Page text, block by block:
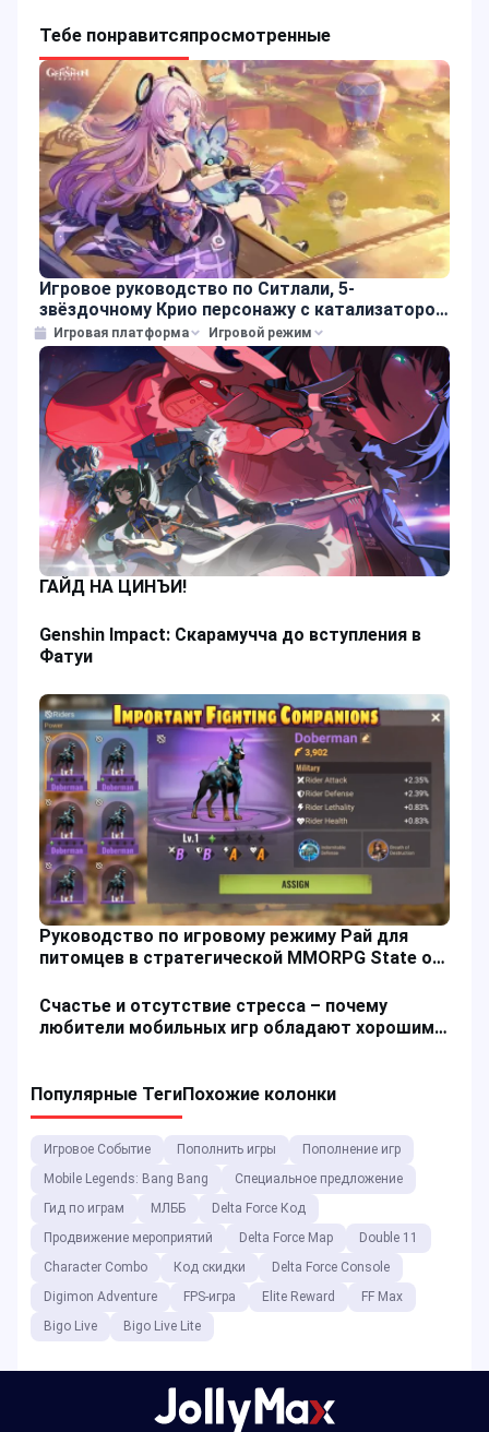
Тебе понравитсяпросмотренные
Игровое руководство по Ситлали, 5-
звёздочному Крио персонажу с катализатором
в Genshin Impact
Игровая платформа Игровой режим
ГАЙД НА ЦИНЪИ!
Genshin Impact: Скарамучча до вступления в
Фатуи
Руководство по игровому режиму Рай для
питомцев в стратегической MMORPG State of
Счастье и отсутствие стресса – почему
любители мобильных игр обладают хорошим
Популярные ТегиПохожие колонки
Игровое Событие Пополнить игры
Пополнение игр
Mobile Legends: Bang Bang
Специальное предложение
Гид по играм
МЛББ
Delta Force Код
Продвижение мероприятий
Delta Force Map
Double 11
Character Combo
Код скидки
Delta Force Console
Digimon Adventure
FPS-игра Elite Reward
FF Max
Bigo Live
Bigo Live Lite